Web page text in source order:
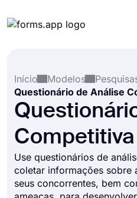
Integrações
Modelos
Recursos
Início
Modelos
Competitiva
Use questionários de
coletar informações sobre
seus concorrentes, bem